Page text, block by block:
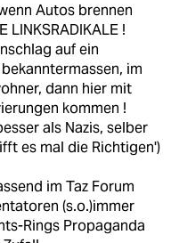
Autos brennen
LINKSRADIKALE !
auf ein
im
dann hier mit
kommen !
als Nazis, selber
es mal die Richtigen')
im Taz Forum
(s.o.)immer
Rings Propaganda